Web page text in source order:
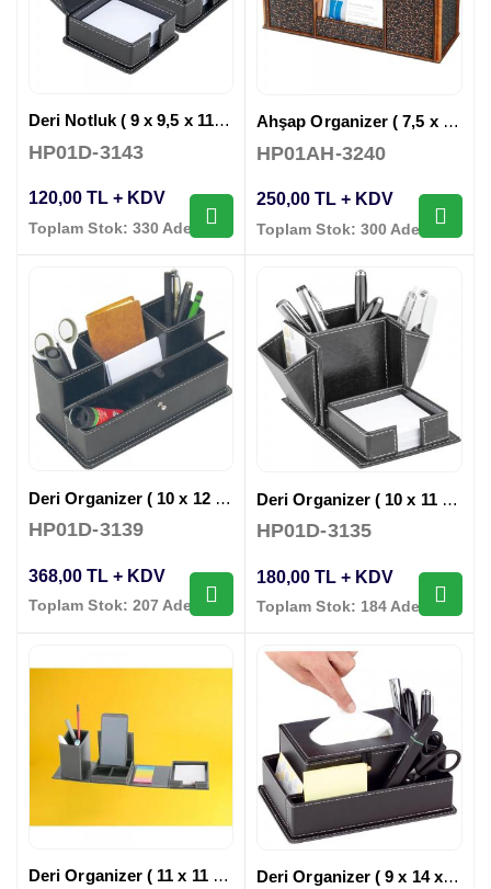
Deri Notluk ( 9 x 9,5 x 11 cm )
HP01D-3143
120,00 TL + KDV
Toplam Stok: 330 Adet
Ahşap Organizer ( 7,5 x 9 x 23,4 cm )
HP01AH-3240
250,00 TL + KDV
Toplam Stok: 300 Adet
Deri Organizer ( 10 x 12 x 22,5 cm )
HP01D-3139
368,00 TL + KDV
Toplam Stok: 207 Adet
Deri Organizer ( 10 x 11 x 9,5 cm )
HP01D-3135
180,00 TL + KDV
Toplam Stok: 184 Adet
Deri Organizer ( 11 x 11 cm ) Deri Organizer ( 9 x 14 x 21 cm )